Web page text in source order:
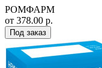
РОМФАРМ
от 378.00 р.
Под заказ